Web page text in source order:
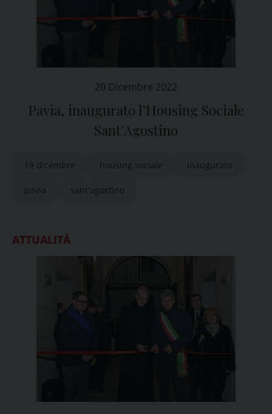
20 Dicembre 2022
Pavia, inaugurato l’Housing Sociale
Sant’Agostino
19 dicembre housing sociale inaugurato
pavia sant'agostino
ATTUALITÀ